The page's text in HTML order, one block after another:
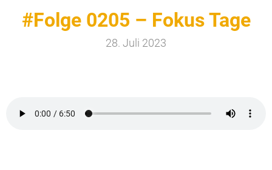
#Folge 0205 – Fokus Tage
28. Juli 2023